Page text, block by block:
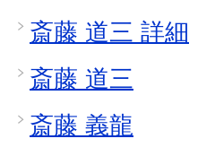
斎藤 道三 詳細
斎藤 道三
斎藤 義龍